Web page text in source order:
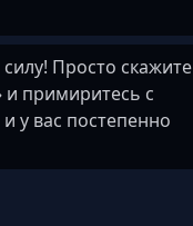
Просто скажите
и примиритесь с
у вас постепенно